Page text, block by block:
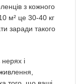
з кожного
м² це 30-40 кг
заради такого
і